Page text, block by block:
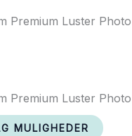
Premium Luster
Premium Luster
MULIGHEDER